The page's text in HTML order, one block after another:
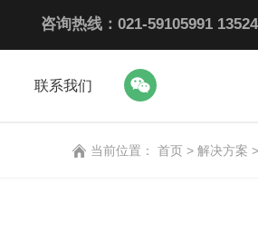
咨询热线：021-59105991
联系我们
当前位置： 首页 > 解决方案 >